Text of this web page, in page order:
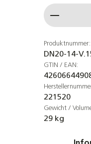
4er
32-tlg.
und
219,00
4er-
Produktnummer:
DN20-14-
GTIN / EAN:
221520
Gewicht /
29 kg